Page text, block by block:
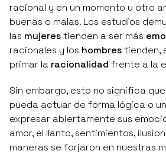
racional y en un momento u otro
buenas o malas. Los estudios
las mujerestienden a ser más
racionales y los hombrestienden,
primar la racionalidad frente a la
Sin embargo, esto no significa
pueda actuar de forma lógica o
expresar abiertamente sus
amor, el llanto, sentimientos,
maneras se forjaron en nuestras